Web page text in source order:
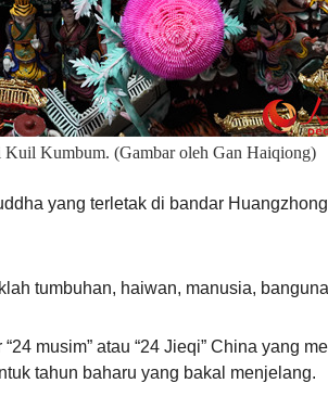
Kuil Kumbum. (Gambar oleh Gan Haiqiong)
yang terletak di bandar
tumbuhan, haiwan, manusia,
musim” atau “24 Jieqi” China yang
tahun baharu yang bakal menjelang.